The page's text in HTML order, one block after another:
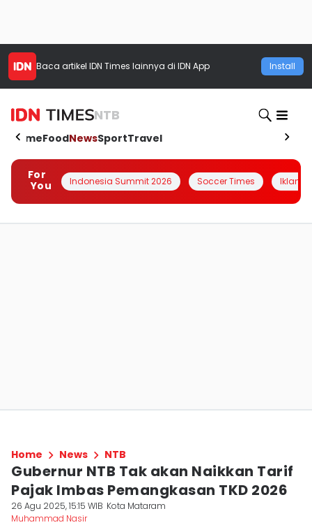
Baca artikel IDN Times lainnya di IDN App Install
NTB
HomeFoodNewsSportTravel
For
You
Indonesia Summit 2026 Soccer Times Iklanin
Home News NTB
Gubernur NTB Tak akan Naikkan Tarif
Pajak Imbas Pemangkasan TKD 2026
26 Agu 2025, 15:15 WIB Kota Mataram
Muhammad Nasir